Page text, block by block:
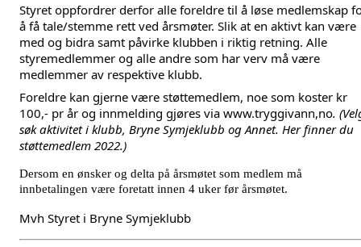
Styret oppfordrer derfor alle foreldre til å løse medlemskap
å få tale/stemme rett ved årsmøter. Slik at en aktivt kan være
med og bidra samt påvirke klubben i riktig retning. Alle
styremedlemmer og alle andre som har verv må være
medlemmer av respektive klubb.
Foreldre kan gjerne være støttemedlem, noe som koster kr
100,- pr år og innmelding gjøres via www.tryggivann,no.
søk aktivitet i klubb, Bryne Symjeklubb og Annet. Her finner du
støttemedlem 2022.)
Dersom en ønsker og delta på årsmøtet som medlem må
innbetalingen være foretatt innen 4 uker før årsmøtet.
Mvh Styret i Bryne Symjeklubb